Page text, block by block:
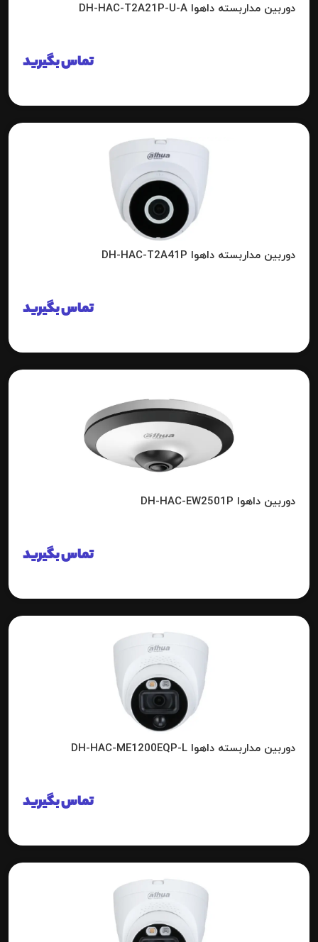
دوربین مداربسته داهوا DH-HAC-T2A21P-U-A
تماس بگیرید
دوربین مداربسته داهوا DH-HAC-T2A41P
تماس بگیرید
دوربین داهوا DH-HAC-EW2501P
تماس بگیرید
دوربین مداربسته داهوا DH-HAC-ME1200EQP-L
تماس بگیرید